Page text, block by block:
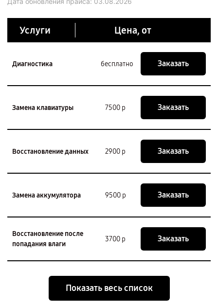
Услуги Цена, от
Диагностика бесплатно Заказать
Замена клавиатуры 7500 р Заказать
Восстановление данных 2900 р Заказать
Замена аккумулятора 9500 р Заказать
Восстановление после
попадания влаги
3700 р Заказать
Показать весь список